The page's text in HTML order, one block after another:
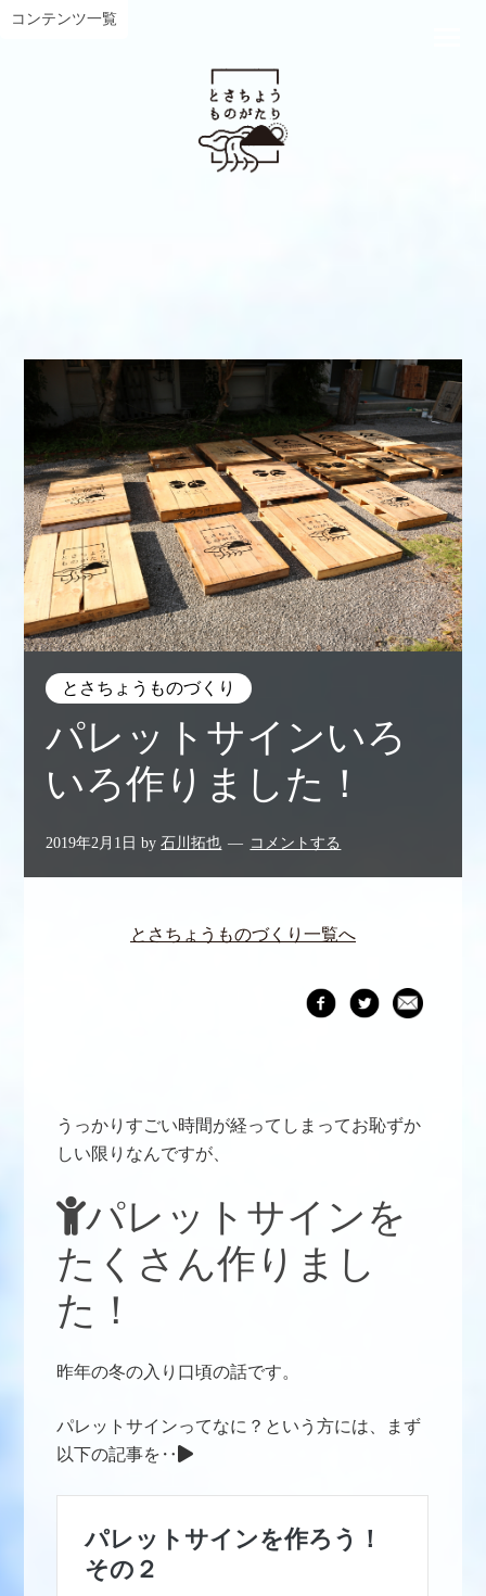
コンテンツ一覧
とさちょうものづくり
パレットサインいろ
いろ作りました！
2019年2月1日 by石川拓也 コメントする
とさちょうものづくり一覧へ
うっかりすごい時間が経ってしまってお恥ずか
しい限りなんですが、
パレットサインを
たくさん作りまし
た！
昨年の冬の入り口頃の話です。
パレットサインってなに？という方には、まず
以下の記事を‥